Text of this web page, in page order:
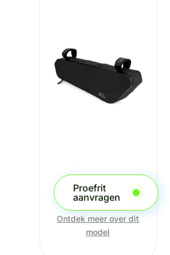
Proefrit
aanvragen
Ontdek meer over dit
model